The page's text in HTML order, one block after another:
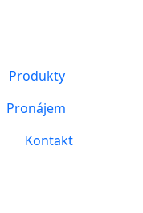
Produkty
Pronájem
Kontakt